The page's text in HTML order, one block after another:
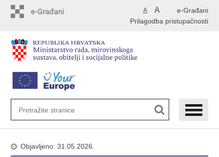
e-Građani
A A
Prilagodba pristupačnosti
Objavljeno: 31.05.2026.